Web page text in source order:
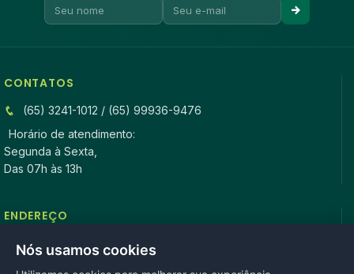
CONTATOS
(65) 3241-1012 / (65) 99936-9476
Horário de atendimento:
Segunda à Sexta,
Das 07h às 13h
ENDEREÇO
Rua Antonio Tavares, n° 3310, Centro CEP: 78.280-000 -
Mirassol D’Oeste, MT
Nós usamos cookies